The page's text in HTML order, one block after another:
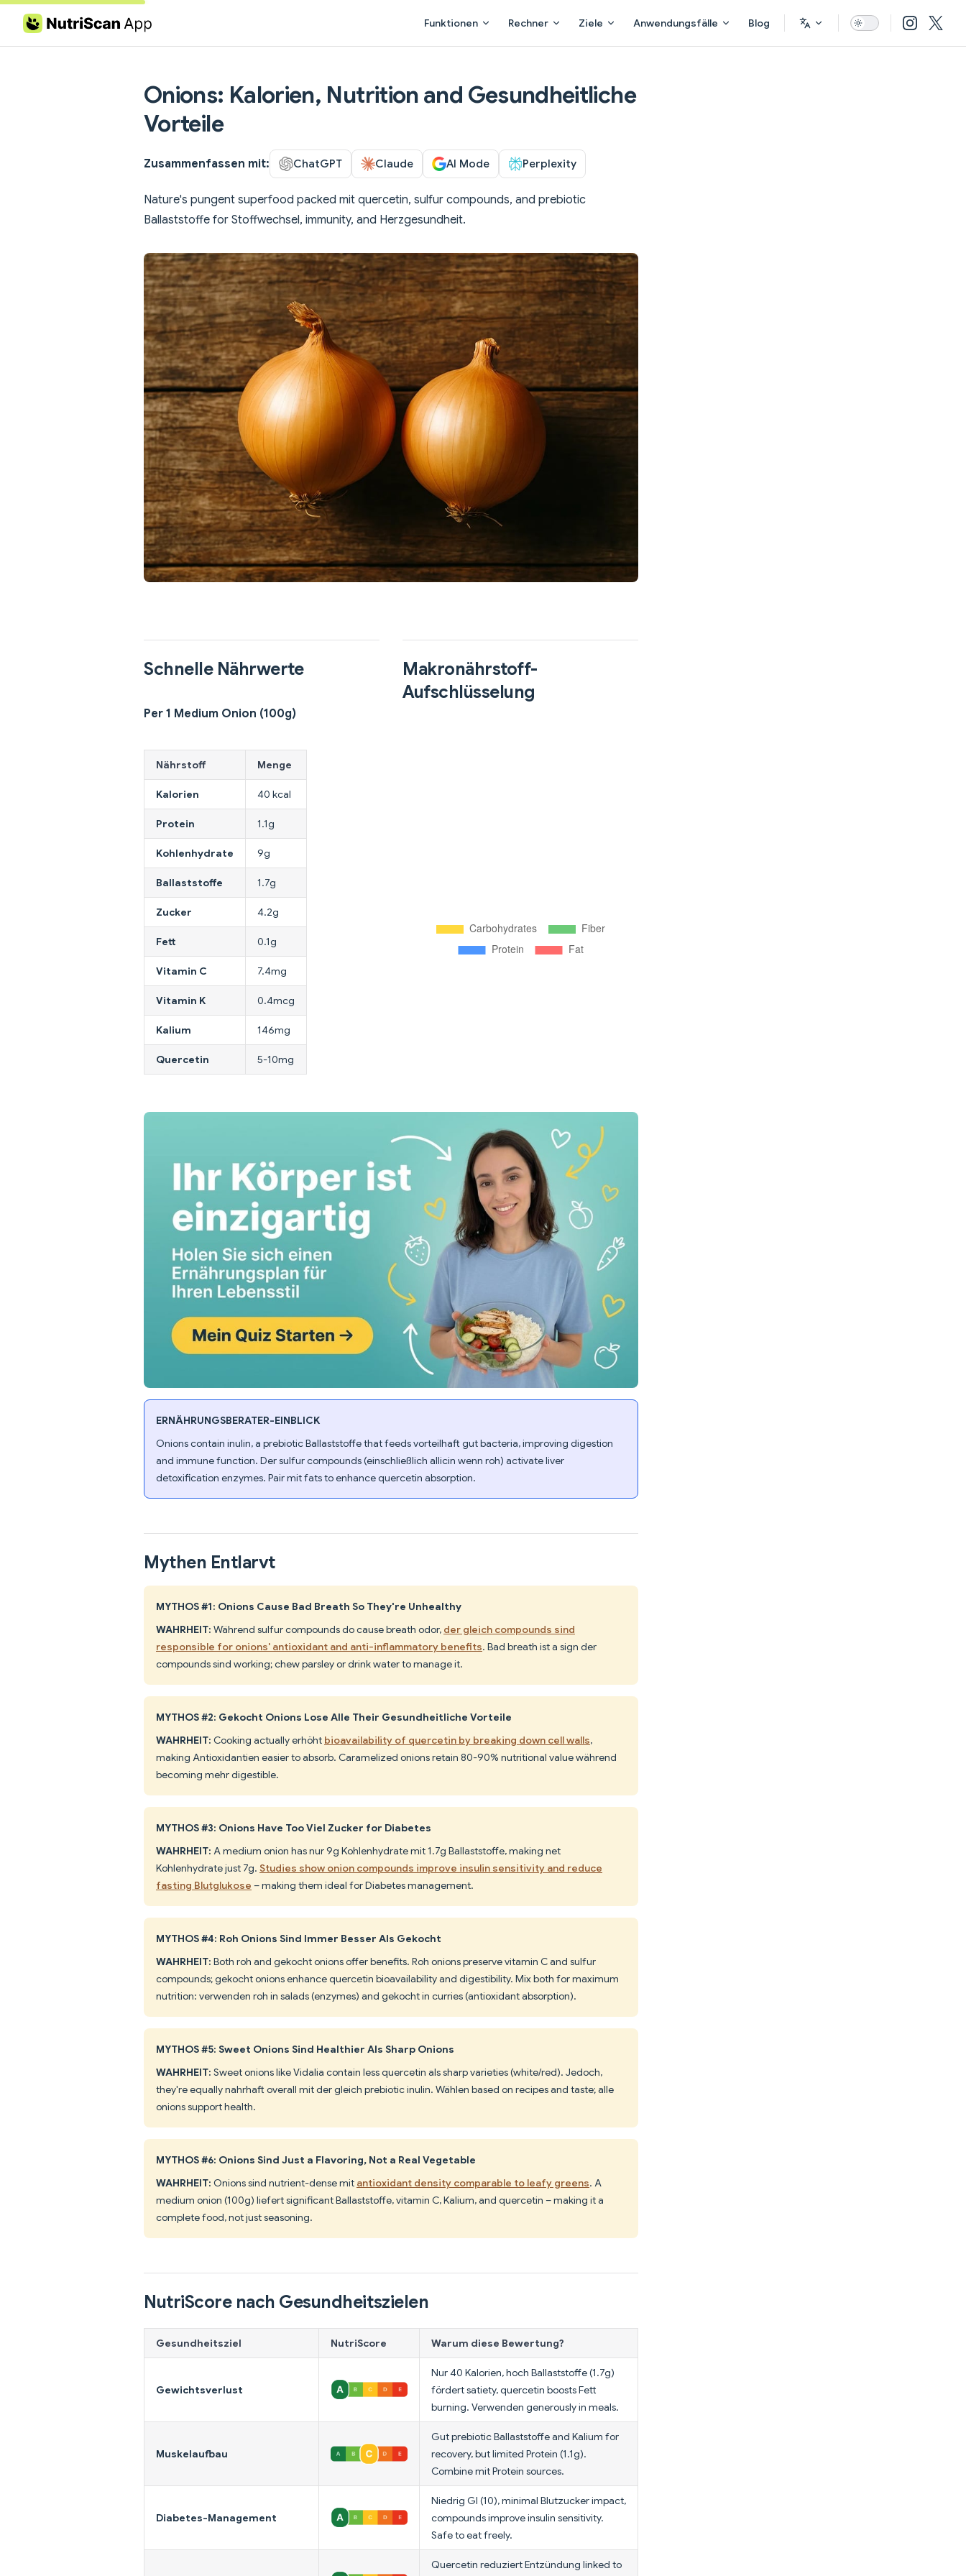
Skip to content Funktionen Rechner Ziele Anwendungsfälle Blog
Onions: Kalorien, Nutrition and Gesundheitliche
Vorteile
Zusammenfassen mit: ChatGPT Claude AI Mode Perplexity
Nature's pungent superfood packed mit quercetin, sulfur compounds, and prebiotic
Ballaststoffe for Stoffwechsel, immunity, and Herzgesundheit.
Schnelle Nährwerte
Per 1 Medium Onion (100g)
Nährstoff Menge
Kalorien 40 kcal
Protein 1.1g
Kohlenhydrate 9g
Ballaststoffe 1.7g
Zucker 4.2g
Fett 0.1g
Vitamin C 7.4mg
Vitamin K 0.4mcg
Kalium 146mg
Quercetin 5-10mg
Makronährstoff-
Aufschlüsselung
ERNÄHRUNGSBERATER-EINBLICK
Onions contain inulin, a prebiotic Ballaststoffe that feeds vorteilhaft gut bacteria, improving digestion
and immune function. Der sulfur compounds (einschließlich allicin wenn roh) activate liver
detoxification enzymes. Pair mit fats to enhance quercetin absorption.
Mythen Entlarvt
MYTHOS #1: Onions Cause Bad Breath So They're Unhealthy
WAHRHEIT: Während sulfur compounds do cause breath odor, der gleich compounds sind
responsible for onions' antioxidant and anti-inflammatory benefits. Bad breath ist a sign der
compounds sind working; chew parsley or drink water to manage it.
MYTHOS #2: Gekocht Onions Lose Alle Their Gesundheitliche Vorteile
WAHRHEIT: Cooking actually erhöht bioavailability of quercetin by breaking down cell walls,
making Antioxidantien easier to absorb. Caramelized onions retain 80-90% nutritional value während
becoming mehr digestible.
MYTHOS #3: Onions Have Too Viel Zucker for Diabetes
WAHRHEIT: A medium onion has nur 9g Kohlenhydrate mit 1.7g Ballaststoffe, making net
Kohlenhydrate just 7g. Studies show onion compounds improve insulin sensitivity and reduce
fasting Blutglukose – making them ideal for Diabetes management.
MYTHOS #4: Roh Onions Sind Immer Besser Als Gekocht
WAHRHEIT: Both roh and gekocht onions offer benefits. Roh onions preserve vitamin C and sulfur
compounds; gekocht onions enhance quercetin bioavailability and digestibility. Mix both for maximum
nutrition: verwenden roh in salads (enzymes) and gekocht in curries (antioxidant absorption).
MYTHOS #5: Sweet Onions Sind Healthier Als Sharp Onions
WAHRHEIT: Sweet onions like Vidalia contain less quercetin als sharp varieties (white/red). Jedoch,
they're equally nahrhaft overall mit der gleich prebiotic inulin. Wählen based on recipes and taste; alle
onions support health.
MYTHOS #6: Onions Sind Just a Flavoring, Not a Real Vegetable
WAHRHEIT: Onions sind nutrient-dense mit antioxidant density comparable to leafy greens. A
medium onion (100g) liefert significant Ballaststoffe, vitamin C, Kalium, and quercetin – making it a
complete food, not just seasoning.
NutriScore nach Gesundheitszielen
Gesundheitsziel NutriScore Warum diese Bewertung?
Gewichtsverlust
Nur 40 Kalorien, hoch Ballaststoffe (1.7g)
fördert satiety, quercetin boosts Fett
burning. Verwenden generously in meals.
Muskelaufbau
Gut prebiotic Ballaststoffe and Kalium for
recovery, but limited Protein (1.1g).
Combine mit Protein sources.
Diabetes-Management
Niedrig GI (10), minimal Blutzucker impact,
compounds improve insulin sensitivity.
Safe to eat freely.
Quercetin reduziert Entzündung linked to